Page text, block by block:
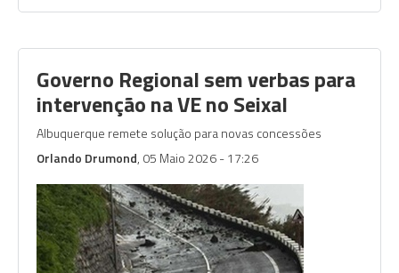
Governo Regional sem verbas para
intervenção na VE no Seixal
Albuquerque remete solução para novas concessões
Orlando Drumond, 05 Maio 2026 - 17:26